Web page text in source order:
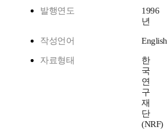
발행연도
1996
년
작성언어 English
자료형태
한
국
연
구
재
단
(NRF)